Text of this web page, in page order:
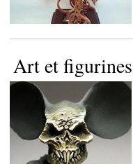
Art et figurines